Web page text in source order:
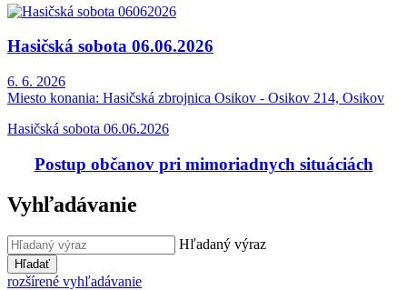
Hasičská sobota 06.06.2026
6. 6. 2026
Miesto konania: Hasičská zbrojnica Osikov - Osikov 214, Osikov
Hasičská sobota 06.06.2026
Postup občanov pri mimoriadnych situáciách
Vyhľadávanie
Hľadaný výraz
Hľadať
rozšírené vyhľadávanie